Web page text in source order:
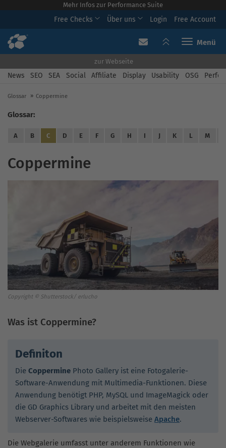
Mehr Infos zur Performance Suite
Free Checks Über uns Login Free Account
Toggle
zur Webseite
News SEO SEA Social Affiliate Display Usability OSG
Glossar Coppermine
Glossar:
A B C D E F G H I J K L M
Coppermine
Copyright © Shutterstock/ erlucho
Was ist Coppermine?
Definiton
Die Coppermine Photo Gallery ist eine Fotogalerie-
Software-Anwendung mit Multimedia-Funktionen. Diese
Anwendung benötigt PHP, MySQL und ImageMagick oder
die GD Graphics Library und arbeitet mit den meisten
Webserver-Softwares wie beispielsweise Apache.
Die Webgalerie umfasst unter anderem Funktionen wie